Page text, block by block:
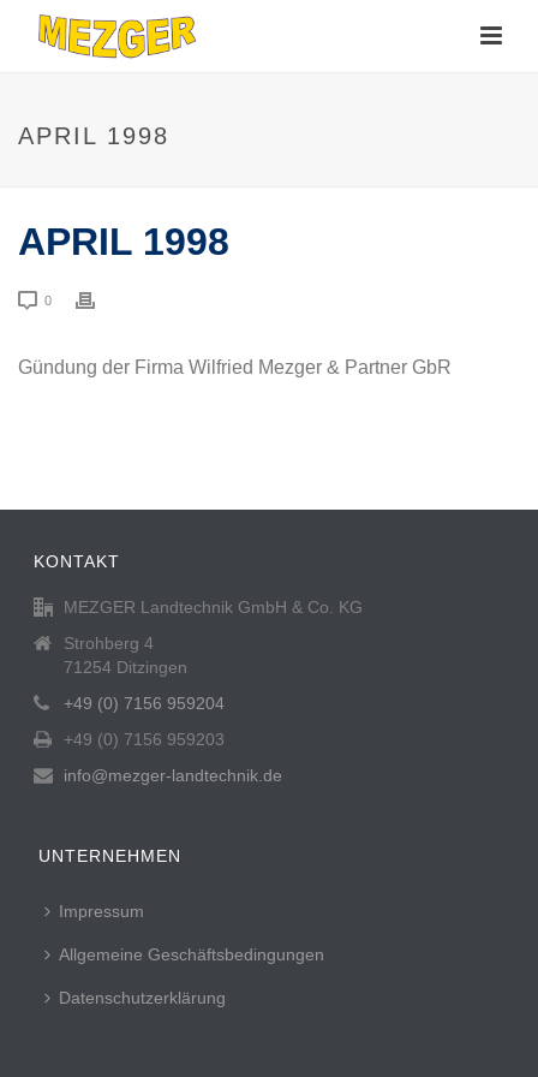
APRIL 1998
APRIL 1998
0
Gündung der Firma Wilfried Mezger & Partner GbR
KONTAKT
MEZGER Landtechnik GmbH & Co. KG
Strohberg 4
71254 Ditzingen
+49 (0) 7156 959204
+49 (0) 7156 959203
info@mezger-landtechnik.de
UNTERNEHMEN
Impressum
Allgemeine Geschäftsbedingungen
Datenschutzerklärung